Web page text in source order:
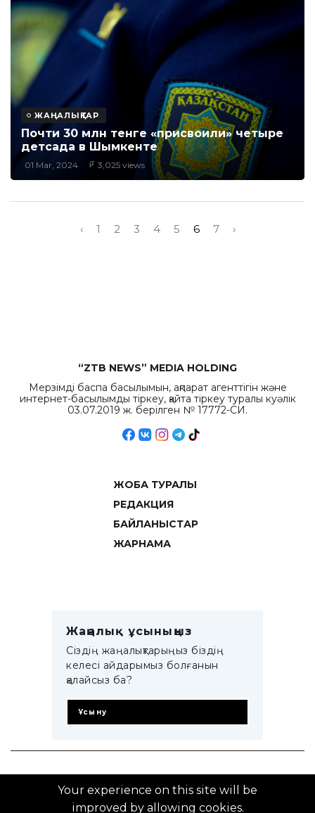
ЖАҢАЛЫҚТАР
Почти 30 млн тенге «присвоили» четыре
детсада в Шымкенте
01 Mar, 2024 3,025 views
‹ 1 2 3 4 5 6 7 ›
“ZTB NEWS” MEDIA HOLDING
Мерзімді баспа басылымын, ақпарат агенттігін және
интернет-басылымды тіркеу, қайта тіркеу туралы куәлік
03.07.2019 ж. берілген № 17772-СИ.
ЖОБА ТУРАЛЫ
РЕДАКЦИЯ
БАЙЛАНЫСТАР
ЖАРНАМА
Жаңалық ұсыныңыз
Сіздің жаңалықтарыңыз біздің
келесі айдарымыз болғанын
қалайсыз ба?
Ұсыну
© 2014–2025 ZTB.KZ
Your experience on this site will be
improved by allowing cookies.